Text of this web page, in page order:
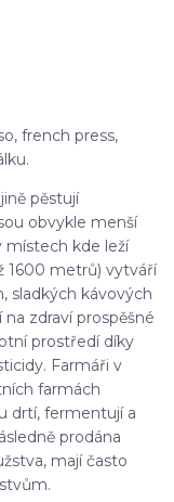
french press,
pěstují
obvykle menší
místech kde leží
1600 metrů) vytváří
sladkých kávových
zdraví prospěšné
prostředí díky
Farmáři v
farmách
drtí, fermentují a
prodána
mají často